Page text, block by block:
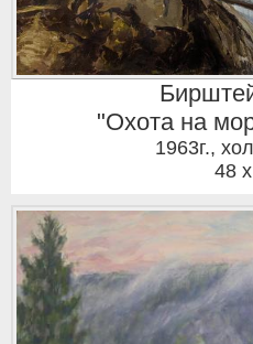
"Охота на
1963г.,
48